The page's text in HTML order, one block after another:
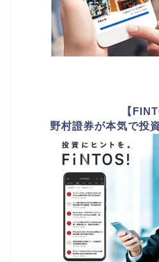
【
野村證券が本気で投